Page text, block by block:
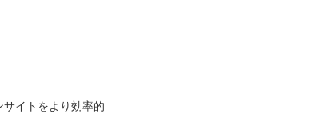
イトをより効率的